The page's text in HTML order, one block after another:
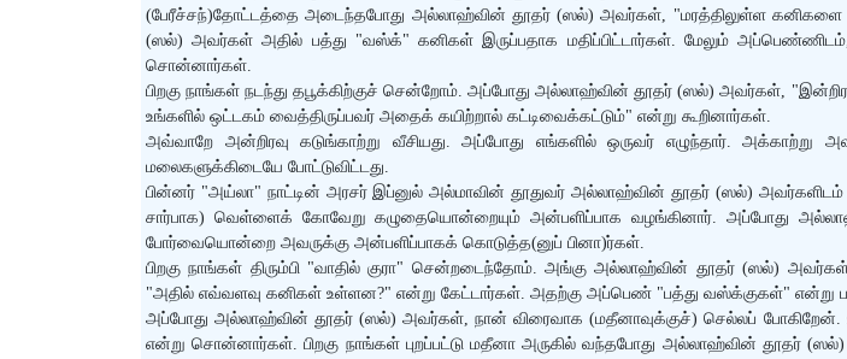
(பேரீச்சந்)தோட்டத்தை அடைந்தபோது அல்லாஹ்வின் தூதர் (ஸல்) அவர்கள், "மரத்திலுள்ள கனிகளை
(ஸல்) அவர்கள் அதில் பத்து "வஸ்க்" கனிகள் இருப்பதாக மதிப்பிட்டார்கள். மேலும்
சொன்னார்கள்.
பிறகு நாங்கள் நடந்து தபூக்கிற்குச் சென்றோம். அப்போது அல்லாஹ்வின் தூதர் (ஸல்) அவர்கள்,
உங்களில் ஒட்டகம் வைத்திருப்பவர் அதைக் கயிற்றால் கட்டிவைக்கட்டும்" என்று கூறினார்கள்.
அவ்வாறே அன்றிரவு கடுங்காற்று வீசியது. அப்போது எங்களில் ஒருவர் எழுந்தார்.
மலைகளுக்கிடையே போட்டுவிட்டது.
பின்னர் "அய்லா" நாட்டின் அரசர் இப்னுல் அல்மாவின் தூதுவர் அல்லாஹ்வின் தூதர் (ஸல்)
சார்பாக) வெள்ளைக் கோவேறு கழுதையொன்றையும் அன்பளிப்பாக வழங்கினார். அப்போது
போர்வையொன்றை அவருக்கு அன்பளிப்பாகக் கொடுத்த(னுப் பினா)ர்கள்.
பிறகு நாங்கள் திரும்பி "வாதில் குரா" சென்றடைந்தோம். அங்கு அல்லாஹ்வின் தூதர் (ஸல்)
"அதில் எவ்வளவு கனிகள் உள்ளன?" என்று கேட்டார்கள். அதற்கு அப்பெண் "பத்து வஸ்க்குகள்" என்று
அப்போது அல்லாஹ்வின் தூதர் (ஸல்) அவர்கள், நான் விரைவாக (மதீனாவுக்குச்) செல்லப் போகிறேன்.
என்று சொன்னார்கள். பிறகு நாங்கள் புறப்பட்டு மதீனா அருகில் வந்தபோது அல்லாஹ்வின் தூதர்